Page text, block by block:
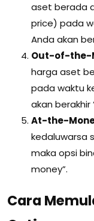
aset berada
price) pada
Anda akan
Out-of-the-
harga aset
pada waktu
akan
At-the-
kedaluwarsa
maka opsi
money”.
Cara